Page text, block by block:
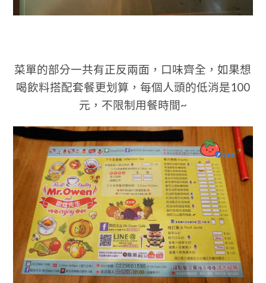
菜單的部分一共有正反兩面，口味齊全，如果想
喝飲料搭配套餐更划算，每個人頭的低消是100
元，不限制用餐時間~